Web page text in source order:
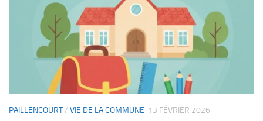
PAILLENCOURT/ VIE DE LA COMMUNE 13 FÉVRIER 2026